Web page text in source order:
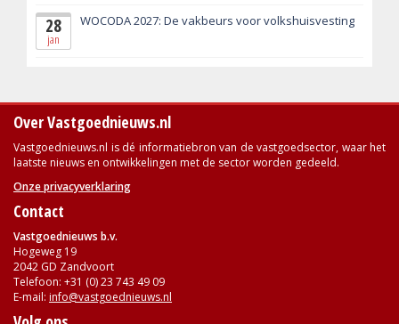
28
jan
WOCODA 2027: De vakbeurs voor volkshuisvesting
Over Vastgoednieuws.nl
Vastgoednieuws.nl is dé informatiebron van de vastgoedsector, waar het
laatste nieuws en ontwikkelingen met de sector worden gedeeld.
Onze privacyverklaring
Contact
Vastgoednieuws b.v.
Hogeweg 19
2042 GD Zandvoort
Telefoon: +31 (0) 23 743 49 09
E-mail: info@vastgoednieuws.nl